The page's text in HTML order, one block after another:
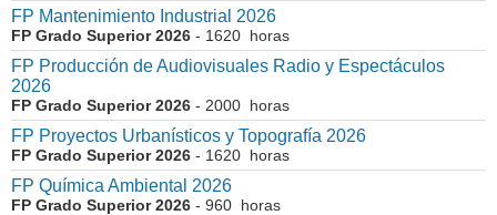
FP Mantenimiento Industrial 2026
FP Grado Superior 2026 - 1620 horas
FP Producción de Audiovisuales Radio y Espectáculos
2026
FP Grado Superior 2026 - 2000 horas
FP Proyectos Urbanísticos y Topografía 2026
FP Grado Superior 2026 - 1620 horas
FP Química Ambiental 2026
FP Grado Superior 2026 - 960 horas